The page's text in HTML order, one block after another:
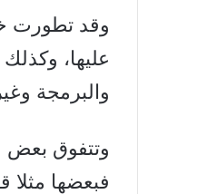
وقد تطورت
عليها،
والبرمجة
وتتفوق بعض
فبعضها مثلا